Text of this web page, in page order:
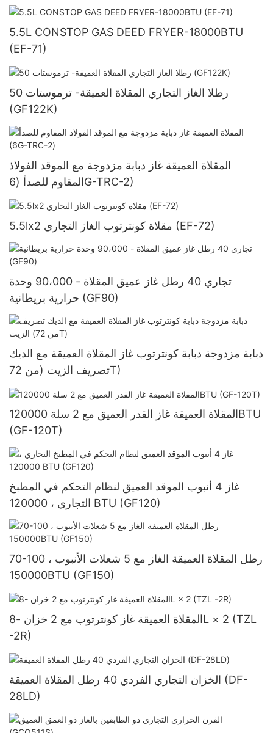
5.5L CONSTOP GAS DEED FRYER-18000BTU
(EF-71)
50 رطلا الغاز التجاري المقلاة العميقة- ترموستات
(GF122K)
المقلاة العميقة غاز دبابة مزدوجة مع الموقد الفولاذ
المقاوم للصدأ (6G-TRC-2)
5.5lx2 مقلاة كونترتوب الغاز التجاري (EF-72)
تجاري 40 رطل غاز عميق المقلاة - 90،000 وحدة
حرارية بريطانية (GF90)
دبابة مزدوجة دبابة كونترتوب غاز المقلاة العميقة مع الديك
تصريف الزيت (من 72T)
المقلاة العميقة غاز القدر العميق مع 2 سلة 120000BTU
(GF-120T)
غاز 4 أنبوب الموقد العميق لنظام التحكم في المطبخ
التجاري ، 120000 BTU (GF120)
70-100 رطل المقلاة العميقة الغاز مع 5 شعلات الأنبوب ،
150000BTU (GF150)
المقلاة العميقة غاز كونترتوب مع 2 خزان -8L × 2 (TZL
-2R)
الخزان التجاري الفردي 40 رطل المقلاة العميقة (DF-
28LD)